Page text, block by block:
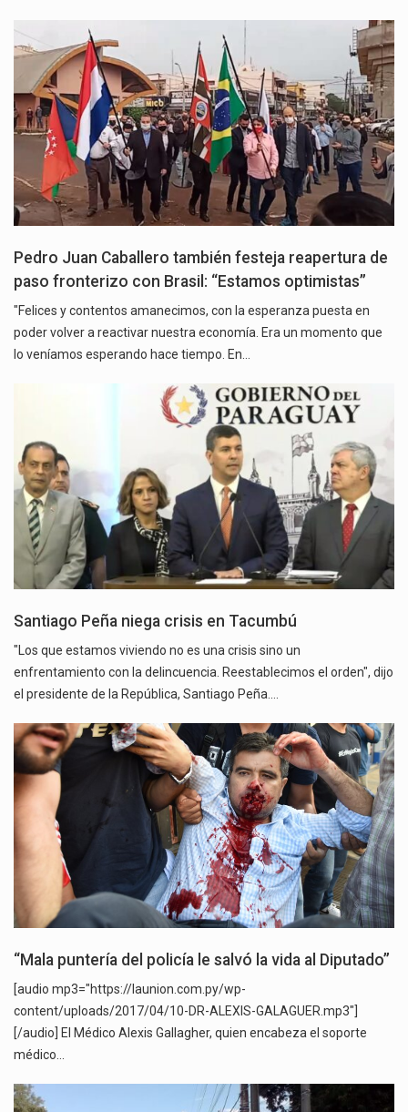
Pedro Juan Caballero también festeja reapertura de
paso fronterizo con Brasil: “Estamos optimistas”
"Felices y contentos amanecimos, con la esperanza puesta en
poder volver a reactivar nuestra economía. Era un momento que
lo veníamos esperando hace tiempo. En…
Santiago Peña niega crisis en Tacumbú
"Los que estamos viviendo no es una crisis sino un
enfrentamiento con la delincuencia. Reestablecimos el orden", dijo
el presidente de la República, Santiago Peña.…
“Mala puntería del policía le salvó la vida al Diputado”
[audio mp3="https://launion.com.py/wp-
content/uploads/2017/04/10-DR-ALEXIS-GALAGUER.mp3"]
[/audio] El Médico Alexis Gallagher, quien encabeza el soporte
médico…